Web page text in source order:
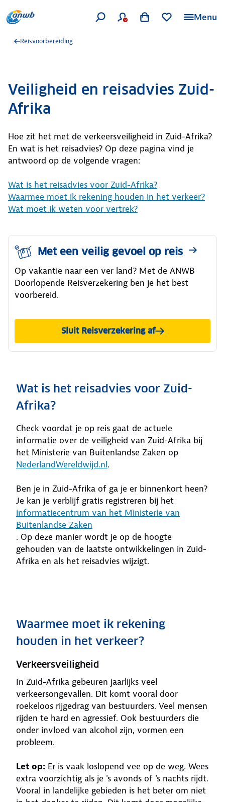
Menu
Reisvoorbereiding
Veiligheid en reisadvies Zuid-
Afrika
Hoe zit het met de verkeersveiligheid in Zuid-Afrika?
En wat is het reisadvies? Op deze pagina vind je
antwoord op de volgende vragen:
Wat is het reisadvies voor Zuid-Afrika?
Waarmee moet ik rekening houden in het verkeer?
Wat moet ik weten voor vertrek?
Met een veilig gevoel op reis
Op vakantie naar een ver land? Met de ANWB
Doorlopende Reisverzekering ben je het best
voorbereid.
Sluit Reisverzekering af
Wat is het reisadvies voor Zuid-
Afrika?
Check voordat je op reis gaat de actuele
informatie over de veiligheid van Zuid-Afrika bij
het Ministerie van Buitenlandse Zaken op
NederlandWereldwijd.nl.
Ben je in Zuid-Afrika of ga je er binnenkort heen?
Je kan je verblijf gratis registreren bij het
informatiecentrum van het Ministerie van
Buitenlandse Zaken
. Op deze manier wordt je op de hoogte
gehouden van de laatste ontwikkelingen in Zuid-
Afrika en als het reisadvies wijzigt.
Waarmee moet ik rekening
houden in het verkeer?
Verkeersveiligheid
In Zuid-Afrika gebeuren jaarlijks veel
verkeersongevallen. Dit komt vooral door
roekeloos rijgedrag van bestuurders. Veel mensen
rijden te hard en agressief. Ook bestuurders die
onder invloed van alcohol zijn, vormen een
probleem.
Let op: Er is vaak loslopend vee op de weg. Wees
extra voorzichtig als je 's avonds of 's nachts rijdt.
Vooral in landelijke gebieden is het beter om niet